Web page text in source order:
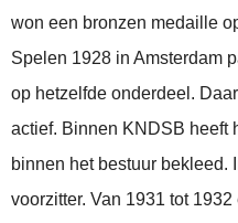
won een bronzen medaille
Spelen 1928 in Amsterdam
op hetzelfde onderdeel.
actief. Binnen KNDSB heeft
binnen het bestuur bekleed.
voorzitter. Van 1931 tot